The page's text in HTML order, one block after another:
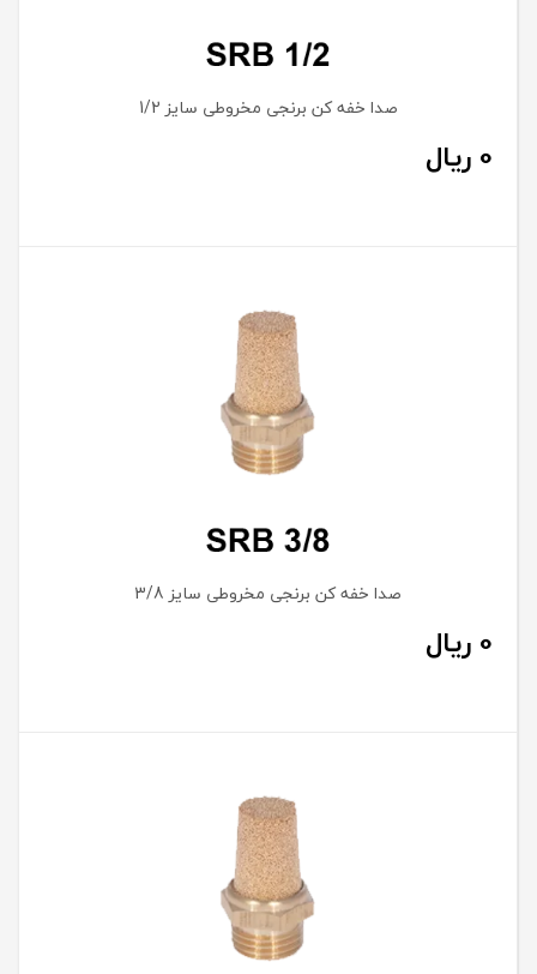
صدا خفه کن برنجی مخروطی سایز 1/2
0 ریال
صدا خفه کن برنجی مخروطی سایز 3/8
0 ریال